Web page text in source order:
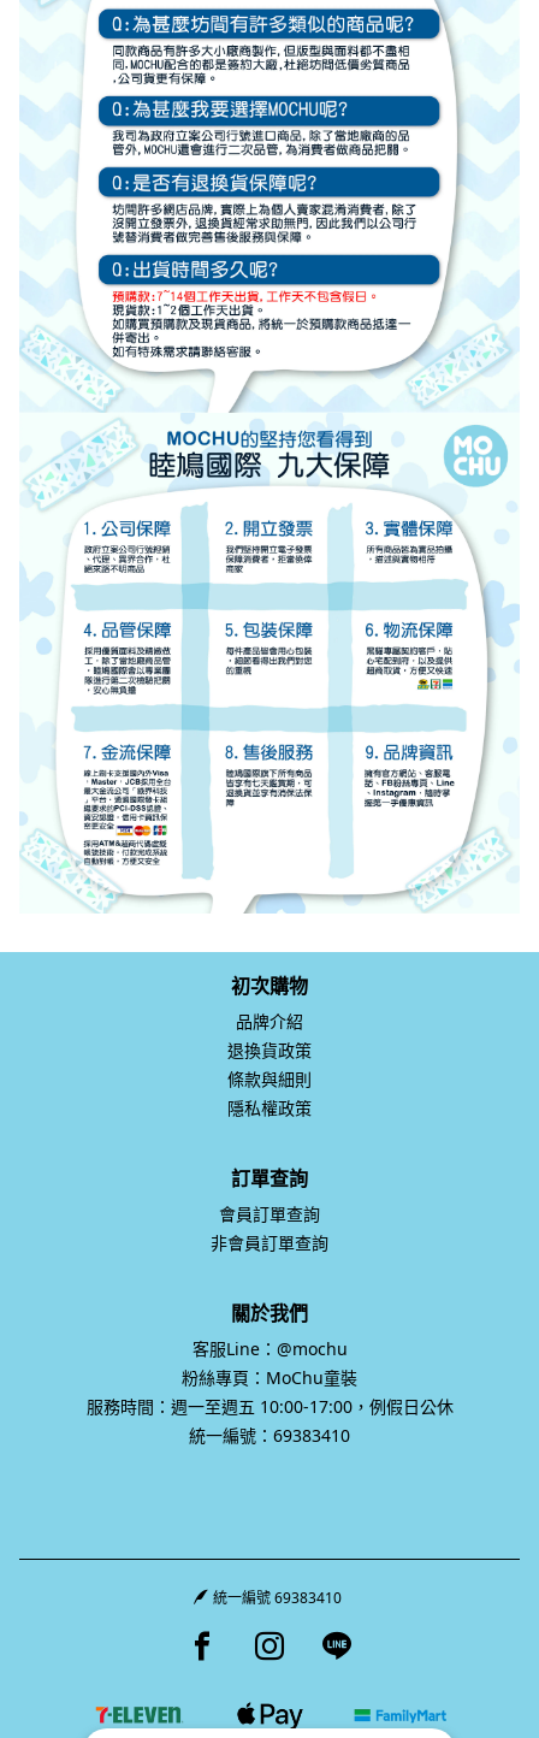
初次購物
品牌介紹
退換貨政策
條款與細則
隱私權政策
訂單查詢
會員訂單查詢
非會員訂單查詢
關於我們
客服Line：@mochu
粉絲專頁：MoChu童裝
服務時間：週一至週五 10:00-17:00，例假日公休
統一編號：69383410
統一編號 69383410
Facebook page
Instagram page
Line page